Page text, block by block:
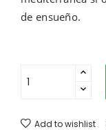
de ensueño.
Add to wishlist